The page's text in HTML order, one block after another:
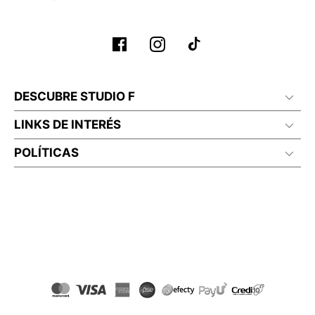
DESCUBRE STUDIO F
LINKS DE INTERÉS
POLÍTICAS